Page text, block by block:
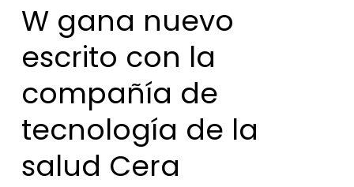
W gana nuevo
escrito con la
compañía de
tecnología de la
salud Cera